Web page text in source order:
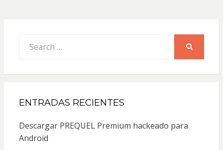
for:
ENTRADAS RECIENTES
Descargar PREQUEL Premium hackeado para
Android